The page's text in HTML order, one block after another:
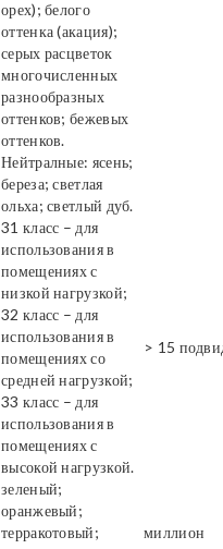
орех); белого
оттенка (акация);
серых расцветок
многочисленных
разнообразных
оттенков; бежевых
оттенков.
Нейтралные: ясень;
береза; светлая
ольха; светлый дуб.
31 класс – для
использования в
помещениях с
низкой нагрузкой;
32 класс – для
использования в
помещениях со
средней нагрузкой;
33 класс – для
использования в
помещениях с
высокой нагрузкой.
> 15
зеленый;
оранжевый;
терракотовый;
миллион